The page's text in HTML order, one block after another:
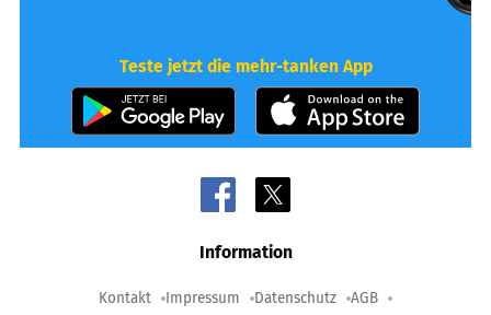
Teste jetzt die mehr-tanken App
Information
Kontakt Impressum Datenschutz AGB